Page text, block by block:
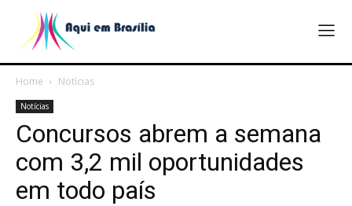
Home Notícias
Notícias
Concursos abrem a semana
com 3,2 mil oportunidades
em todo país